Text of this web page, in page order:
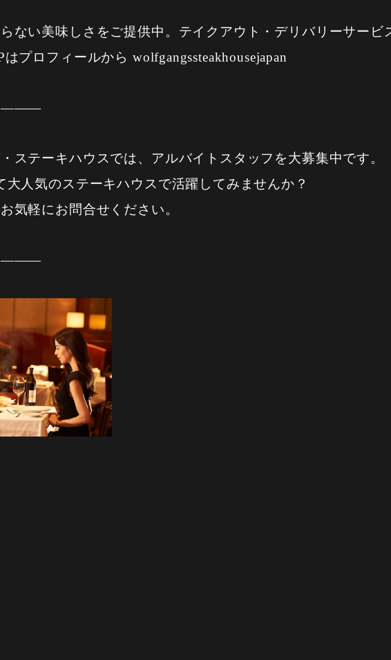
ない美味しさをご提供中。テイクアウト・デリバリーサービ
プロフィールから wolfgangssteakhousejapan
ステーキハウスでは、アルバイトスタッフを大募集中です。
大人気のステーキハウスで活躍してみませんか？
気軽にお問合せください。